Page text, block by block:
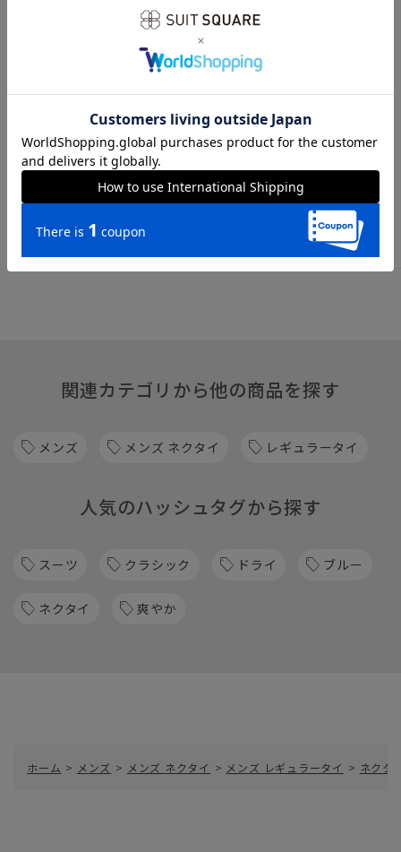
全長145.0cm 大剣幅8.5cm
※商品の仕上がりサイズ（出来上がり寸法）は上記のサイズ表
をご覧下さい。
※同サイズまたは同一商品でも、生産の過程で個体差や着用感
の違いが生じる場合がございます。
※商品画像はできる限り実際の色に近づけて掲載しております
が、パソコン環境により色味に誤差が生じる場合がございま
す。予めご了承下さいませ。
関連カテゴリから他の商品を探す
メンズ メンズ ネクタイ レギュラータイ
人気のハッシュタグから探す
スーツ クラシック ドライ ブルー
ネクタイ 爽やか
ホーム > メンズ > メンズ ネクタイ > メンズ レギュラータイ > ネクタ